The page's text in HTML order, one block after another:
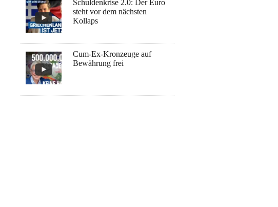
Schuldenkrise 2.0: Der Euro
steht vor dem nächsten
Kollaps
Cum-Ex-Kronzeuge auf
Bewährung frei